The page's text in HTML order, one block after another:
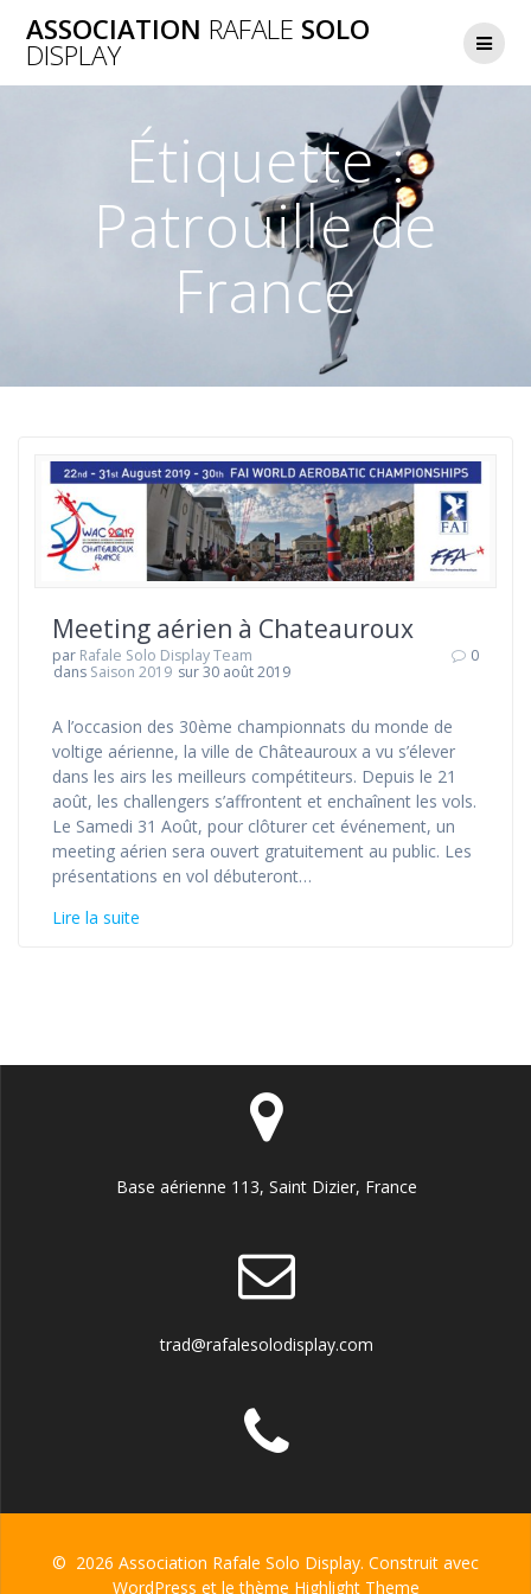
to
ASSOCIATION RAFALE SOLO
DISPLAY
Étiquette :
Patrouille de
France
Meeting aérien à Chateauroux
par Rafale Solo Display Team
dans Saison 2019 sur 30 août 2019
0
A l’occasion des 30ème championnats du monde de
voltige aérienne, la ville de Châteauroux a vu s’élever
dans les airs les meilleurs compétiteurs. Depuis le 21
août, les challengers s’affrontent et enchaînent les vols.
Le Samedi 31 Août, pour clôturer cet événement, un
meeting aérien sera ouvert gratuitement au public. Les
présentations en vol débuteront…
Lire la suite
Base aérienne 113, Saint Dizier, France
trad@rafalesolodisplay.com
© 2026 Association Rafale Solo Display. Construit avec
WordPress et le thème Highlight Theme